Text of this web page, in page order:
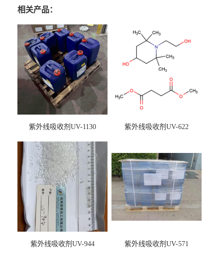
相关产品：
紫外线吸收剂UV-1130 紫外线吸收剂UV-622
紫外线吸收剂UV-944 紫外线吸收剂UV-571